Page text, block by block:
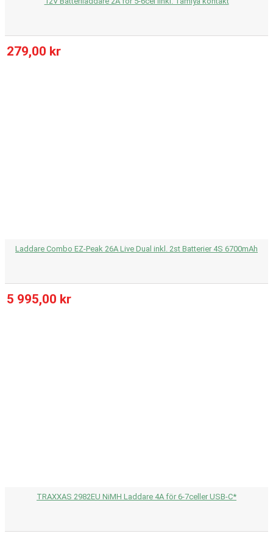
279,00 kr
Laddare Combo EZ-Peak 26A Live Dual inkl. 2st Batterier 4S 6700mAh
5 995,00 kr
TRAXXAS 2982EU NiMH Laddare 4A för 6-7celler USB-C*